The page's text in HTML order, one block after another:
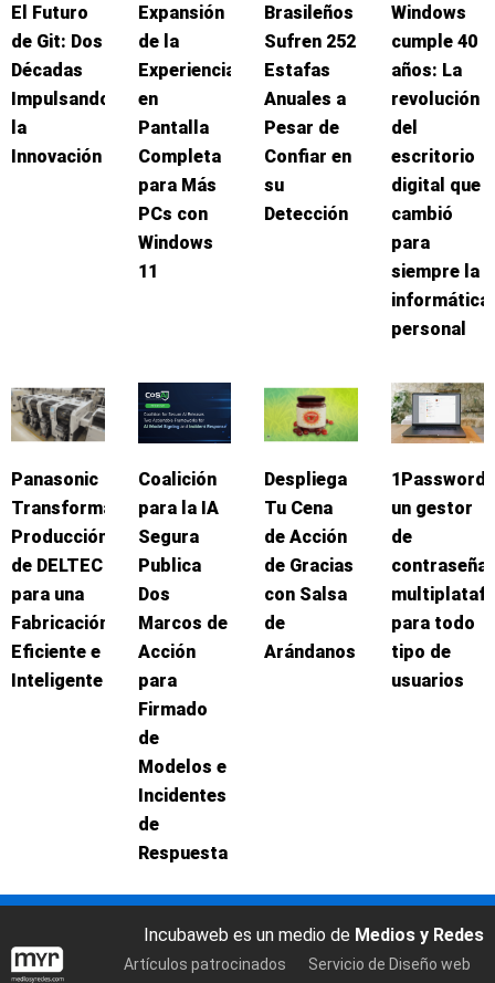
El Futuro
de Git: Dos
Décadas
Impulsando
la
Innovación
Expansión
de la
Experiencia
en
Pantalla
Completa
para Más
PCs con
Windows
11
Brasileños
Sufren 252
Estafas
Anuales a
Pesar de
Confiar en
su
Detección
Windows
cumple 40
años: La
revolución
del
escritorio
digital que
cambió
para
siempre la
informática
personal
Panasonic
Transforma
Producción
de DELTEC
para una
Fabricación
Eficiente e
Inteligente
Coalición
para la IA
Segura
Publica
Dos
Marcos de
Acción
para
Firmado
de
Modelos e
Incidentes
de
Respuesta
Despliega
Tu Cena
de Acción
de Gracias
con Salsa
de
Arándanos
1Password:
un gestor
de
para todo
tipo de
usuarios
Incubaweb es un medio de Medios y Redes
Artículos patrocinados
Servicio de Diseño web